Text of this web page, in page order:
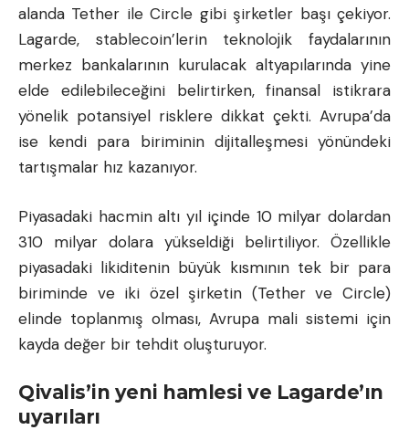
alanda Tether ile Circle gibi şirketler başı çekiyor.
Lagarde, stablecoin’lerin teknolojik faydalarının
merkez bankalarının kurulacak altyapılarında yine
elde edilebileceğini belirtirken, finansal istikrara
yönelik potansiyel risklere dikkat çekti. Avrupa’da
ise kendi para biriminin dijitalleşmesi yönündeki
tartışmalar hız kazanıyor.
Piyasadaki hacmin altı yıl içinde 10 milyar dolardan
310 milyar dolara yükseldiği belirtiliyor. Özellikle
piyasadaki likiditenin büyük kısmının tek bir para
biriminde ve iki özel şirketin (Tether ve Circle)
elinde toplanmış olması, Avrupa mali sistemi için
kayda değer bir tehdit oluşturuyor.
Qivalis’in yeni hamlesi ve Lagarde’ın
uyarıları